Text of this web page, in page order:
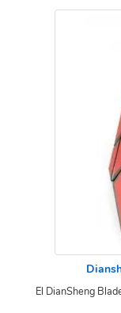
El DianSheng